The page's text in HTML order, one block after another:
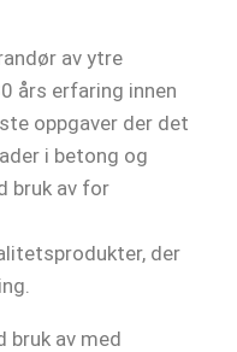
av ytre
års erfaring innen
oppgaver der det
i betong og
bruk av for
der
bruk av med